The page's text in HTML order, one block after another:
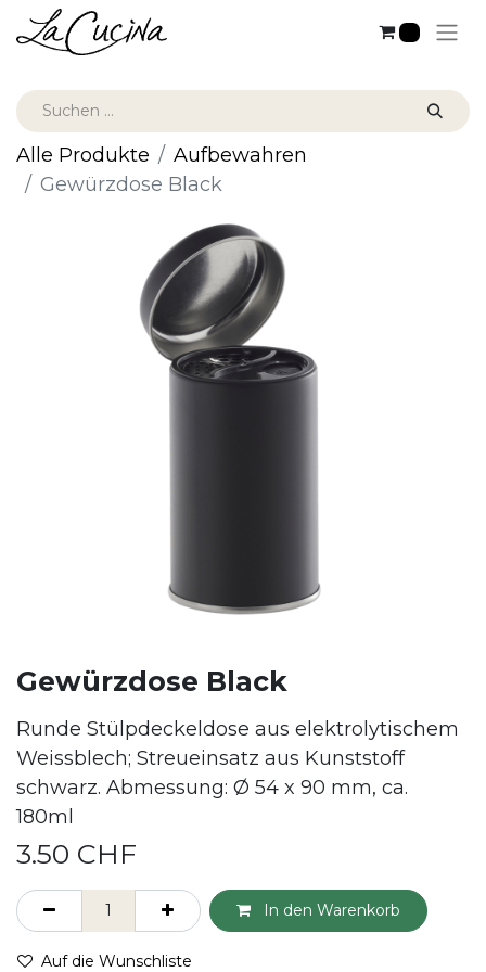
Alle Produkte
Aufbewahren
Gewürzdose Black
Gewürzdose Black
Runde Stülpdeckeldose aus elektrolytischem
Weissblech; Streueinsatz aus Kunststoff
schwarz. Abmessung: Ø 54 x 90 mm, ca.
180ml
3.50 CHF
In den Warenkorb
Auf die Wunschliste